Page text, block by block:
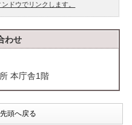
ドウでリンクします。
わせ
本庁舎1階
頭へ戻る